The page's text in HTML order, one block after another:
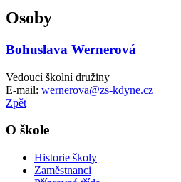
Osoby
Bohuslava Wernerová
Vedoucí školní družiny
E-mail: wernerova@zs-kdyne.cz
Zpět
O škole
Historie školy
Zaměstnanci